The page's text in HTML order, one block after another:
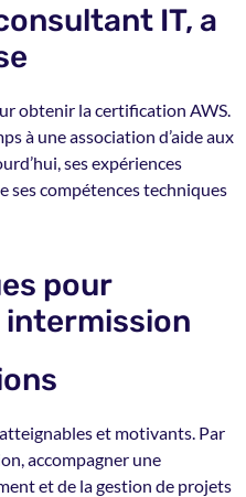
IT, a
obtenir la certification AWS.
à une association d’aide aux
ses expériences
ses compétences techniques
pour
et motivants. Par
accompagner une
et de la gestion de projets